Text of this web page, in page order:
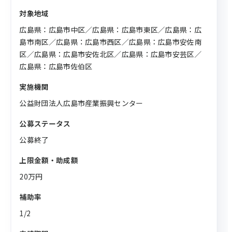
対象地域
広島県：広島市中区／広島県：広島市東区／広島県：広
島市南区／広島県：広島市西区／広島県：広島市安佐南
区／広島県：広島市安佐北区／広島県：広島市安芸区／
広島県：広島市佐伯区
実施機関
公益財団法人広島市産業振興センター
公募ステータス
公募終了
上限金額・助成額
20万円
補助率
1/2